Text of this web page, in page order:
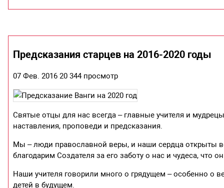
Предсказания старцев на 2016-2020 годы
07 Фев. 2016 20 344 просмотр
Святые отцы для нас всегда – главные учителя и
наставления, проповеди и предсказания.
Мы – люди православной веры, и наши сердца открыты
благодарим Создателя за его заботу о нас и чудеса, что
Наши учителя говорили много о грядущем – особенно о
детей в будущем.